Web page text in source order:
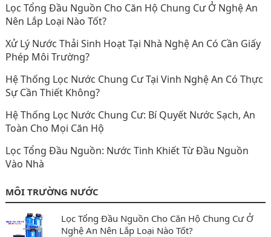
Lọc Tổng Đầu Nguồn Cho Căn Hộ Chung Cư Ở Nghệ An
Nên Lắp Loại Nào Tốt?
Xử Lý Nước Thải Sinh Hoạt Tại Nhà Nghệ An Có Cần Giấy
Phép Môi Trường?
Hệ Thống Lọc Nước Chung Cư Tại Vinh Nghệ An Có Thực
Sự Cần Thiết Không?
Hệ Thống Lọc Nước Chung Cư: Bí Quyết Nước Sạch, An
Toàn Cho Mọi Căn Hộ
Lọc Tổng Đầu Nguồn: Nước Tinh Khiết Từ Đầu Nguồn
Vào Nhà
MÔI TRƯỜNG NƯỚC
Lọc Tổng Đầu Nguồn Cho Căn Hộ Chung Cư Ở
Nghệ An Nên Lắp Loại Nào Tốt?